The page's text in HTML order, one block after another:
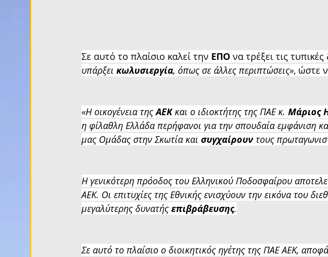
Σε αυτό το πλαίσιο καλεί την ΕΠΟ να τρέξει τις τυπικές
υπάρξει κωλυσιεργία, όπως σε άλλες περιπτώσεις», ώστε
«Η οικογένεια της ΑΕΚ και ο ιδιοκτήτης της ΠΑΕ κ. Μάριος
η φίλαθλη Ελλάδα περήφανοι για την σπουδαία εμφάνιση
μας Ομάδας στην Σκωτία και συγχαίρουν τους
Η γενικότερη πρόοδος του Ελληνικού Ποδοσφαίρου
ΑΕΚ. Οι επιτυχίες της Εθνικής ενισχύουν την εικόνα του
μεγαλύτερης δυνατής επιβράβευσης.
Σε αυτό το πλαίσιο ο διοικητικός ηγέτης της ΠΑΕ ΑΕΚ,